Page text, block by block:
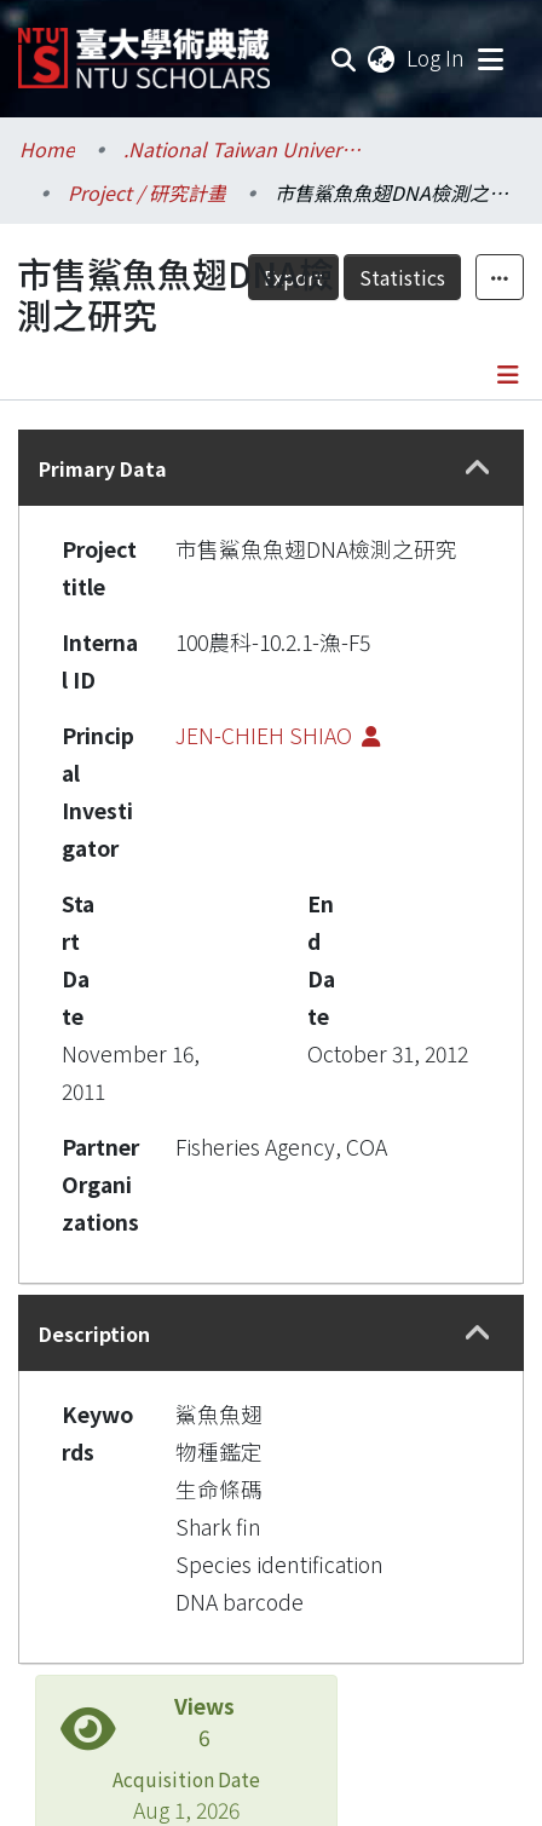
Log In
Communities & Collections
Research Outputs
Fundings & Projects
Researchers
Statistics
Home
.National Taiwan University / 國立臺灣大學
Project / 研究計畫
市售鯊魚魚翅DNA檢測之研究
Export Statistics
市售鯊魚魚翅DNA檢
測之研究
Details
Primary Data
Project
title
市售鯊魚魚翅DNA檢測之研究
Interna
l ID
100農科-10.2.1-漁-F5
Princip
al
Investi
gator
JEN-CHIEH SHIAO
Sta
rt
Da
te
November 16,
2011
En
d
Da
te
October 31, 2012
Partner
Organi
zations
Fisheries Agency, COA
Description
Keywo
rds
鯊魚魚翅
物種鑑定
生命條碼
Shark fin
Species identification
DNA barcode
Views
6
Acquisition Date
Aug 1, 2026